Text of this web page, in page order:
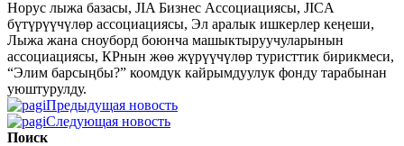
Норус лыжа базасы, JIA Бизнес Ассоциациясы, JICA
бүтүрүүчүлөр ассоциациясы, Эл аралык ишкерлер кеӊеши,
Лыжа жана сноуборд боюнча машыктыруучуларынын
ассоциациясы, КРнын жөө жүрүүчүлөр туристтик бирикмеси,
“Элим барсыңбы?” коомдук кайрымдуулук фонду тарабынан
уюштурулду.
Предыдущая новость
Следующая новость
Поиск